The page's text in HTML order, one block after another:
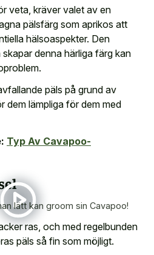
veta, kräver valet av en
pälsfärg som aprikos att
hälsoaspekter. Den
denna härliga färg kan
päls på grund av
dem lämpliga för dem med
Typ Av Cavapoo-
lätt kan groom sin Cavapoo!
ras, och med regelbunden
päls så fin som möjligt.